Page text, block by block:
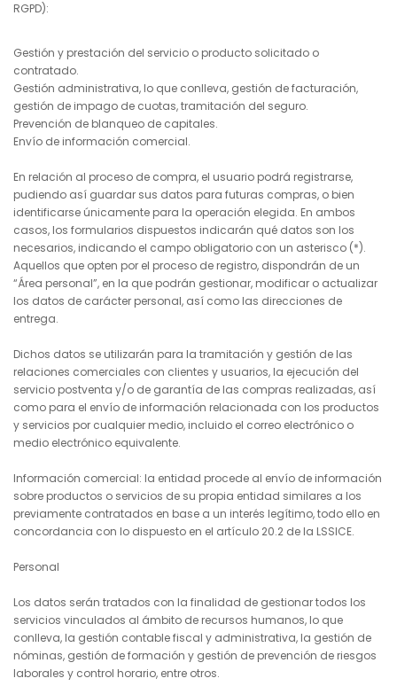
RGPD):
Gestión y prestación del servicio o producto solicitado o
contratado.
Gestión administrativa, lo que conlleva, gestión de facturación,
gestión de impago de cuotas, tramitación del seguro.
Prevención de blanqueo de capitales.
Envío de información comercial.
En relación al proceso de compra, el usuario podrá registrarse,
pudiendo así guardar sus datos para futuras compras, o bien
identificarse únicamente para la operación elegida. En ambos
casos, los formularios dispuestos indicarán qué datos son los
necesarios, indicando el campo obligatorio con un asterisco (*).
Aquellos que opten por el proceso de registro, dispondrán de un
“Área personal”, en la que podrán gestionar, modificar o actualizar
los datos de carácter personal, así como las direcciones de
entrega.
Dichos datos se utilizarán para la tramitación y gestión de las
relaciones comerciales con clientes y usuarios, la ejecución del
servicio postventa y/o de garantía de las compras realizadas, así
como para el envío de información relacionada con los productos
y servicios por cualquier medio, incluido el correo electrónico o
medio electrónico equivalente.
Información comercial: la entidad procede al envío de información
sobre productos o servicios de su propia entidad similares a los
previamente contratados en base a un interés legítimo, todo ello en
concordancia con lo dispuesto en el artículo 20.2 de la LSSICE.
Personal
Los datos serán tratados con la finalidad de gestionar todos los
servicios vinculados al ámbito de recursos humanos, lo que
conlleva, la gestión contable fiscal y administrativa, la gestión de
nóminas, gestión de formación y gestión de prevención de riesgos
laborales y control horario, entre otros.